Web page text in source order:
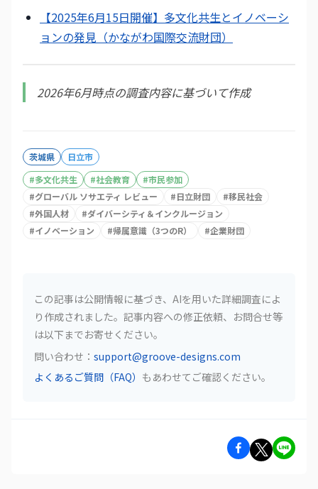
【2025年6月15日開催】多文化共生とイノベーシ
ョンの発見（かながわ国際交流財団）
2026年6月時点の調査内容に基づいて作成
茨城県
日立市
#多文化共生 #社会教育 #市民参加
#グローバル ソサエティ レビュー #日立財団 #移民社会
#外国人材 #ダイバーシティ＆インクルージョン
#イノベーション #帰属意識（3つのR） #企業財団
この記事は公開情報に基づき、AIを用いた詳細調査によ
り作成されました。記事内容への修正依頼、お問合せ等
は以下までお寄せください。
問い合わせ： support@groove-designs.com
よくあるご質問（FAQ） もあわせてご確認ください。